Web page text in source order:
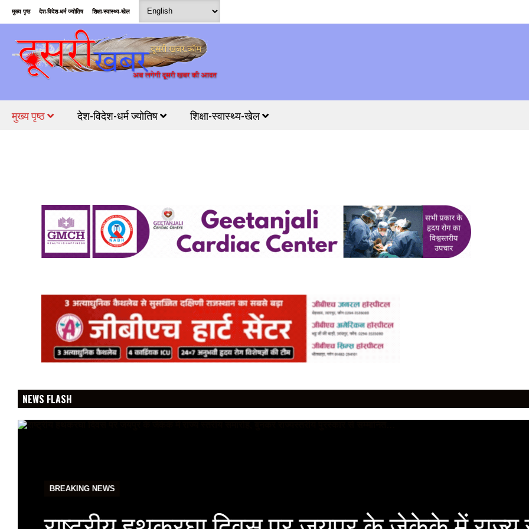
मुख्य पृष्ठ देश-विदेश-धर्म ज्योतिष शिक्षा-स्वास्थ्य-खेल
मुख्य पृष्ठ देश-विदेश-धर्म ज्योतिष शिक्षा-स्वास्थ्य-खेल
NEWS FLASH
BREAKING NEWS